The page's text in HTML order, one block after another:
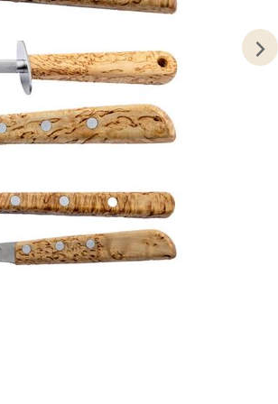
og Sandnes - Kilden Senter
16, 4016 Stavanger
10-20
og Sandnes - Kvadrat